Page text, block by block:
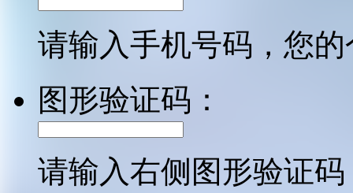
请输入手机号码，您
图形验证码：
请输入右侧图形验证码